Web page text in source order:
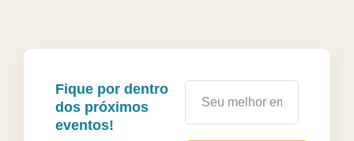
Fique por dentro
dos próximos
eventos!